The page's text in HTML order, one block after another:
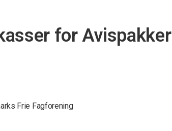
for Avispakker
Frie Fagforening